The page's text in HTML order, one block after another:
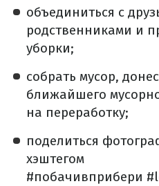
объединиться с
родственниками и
уборки;
собрать мусор,
ближайшего
на переработку;
поделиться
хэштегом
#побачивприбери